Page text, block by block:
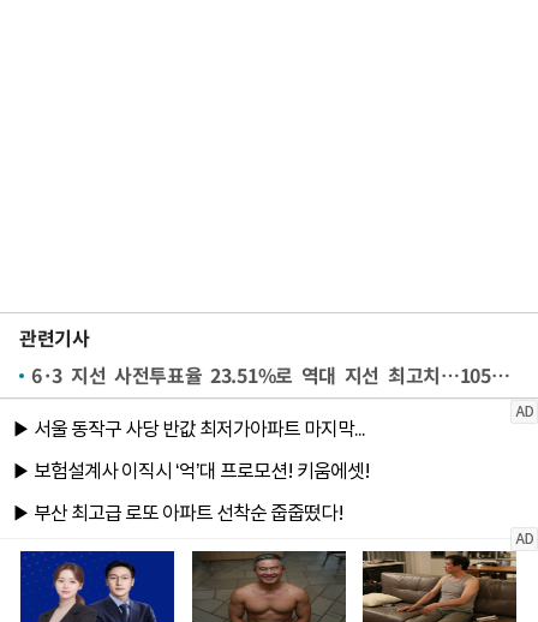
관련기사
6·3 지선 사전투표율 23.51%로 역대 지선 최고치…1050만명 투표장 찾아